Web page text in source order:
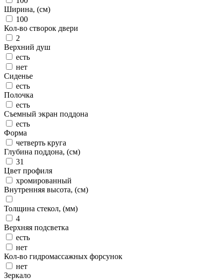
Ширина, (см)
100
Кол-во створок двери
2
Верхний душ
есть
нет
Сиденье
есть
Полочка
есть
Съемный экран поддона
есть
Форма
четверть круга
Глубина поддона, (см)
31
Цвет профиля
хромированный
Внутренняя высота, (см)
Толщина стекол, (мм)
4
Верхняя подсветка
есть
нет
Кол-во гидромассажных форсунок
нет
Зеркало